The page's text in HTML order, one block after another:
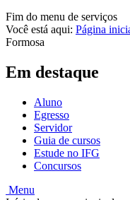
Fim do menu de serviços
Você está aqui: Página
Formosa
Em destaque
Aluno
Egresso
Servidor
Guia de cursos
Estude no IFG
Concursos
Menu